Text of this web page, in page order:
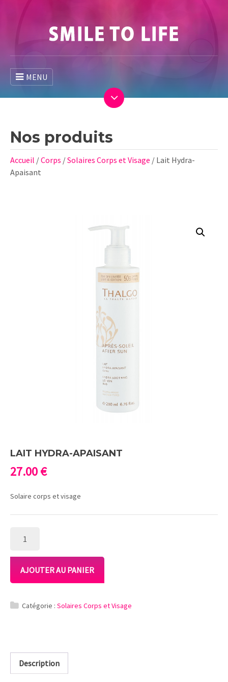
MENU
Nos produits
Accueil /Corps /Solaires Corps et Visage / Lait Hydra-
Apaisant
LAIT HYDRA-APAISANT
27.00€
Solaire corps et visage
LAIT
HYDRA-
APAISANT
AJOUTER AU PANIER
Catégorie : Solaires Corps et Visage
Description